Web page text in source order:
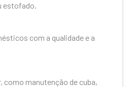
estofado.
com a qualidade e a
como manutenção de cuba,